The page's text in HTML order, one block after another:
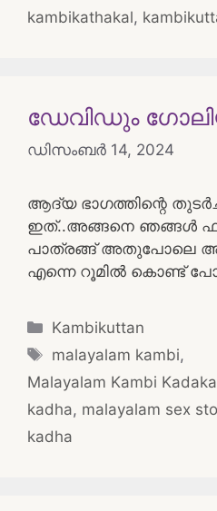
kambikathakal,
ഡേവിഡും
ഡിസംബർ 14, 2024
ആദ്യ ഭാഗത്തിന്റെ
ഇത്..അങ്ങനെ ഞങ്ങൾ
പാത്രങ്ങ് അതുപോലെ
എന്നെ റൂമിൽ കൊണ്ട്
Categories
Kambikuttan
Tags
malayalam kambi,
Malayalam Kambi
kadha, malayalam sex
kadha